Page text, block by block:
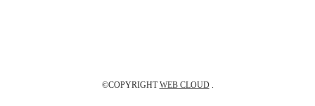
©COPYRIGHTWEB CLOUD.